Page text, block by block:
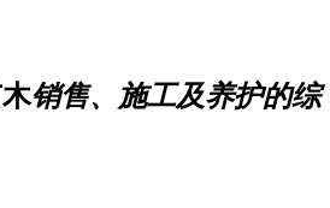
销售、施工及养护的综